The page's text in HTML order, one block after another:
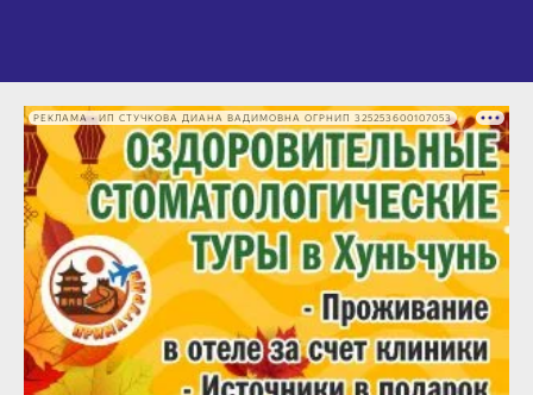
РЕКЛАМА • ИП СТУЧКОВА ДИАНА ВАДИМОВНА ОГРНИП 325253600107053